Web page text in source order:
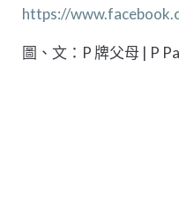
https://
圖、文：P 牌父母 | P